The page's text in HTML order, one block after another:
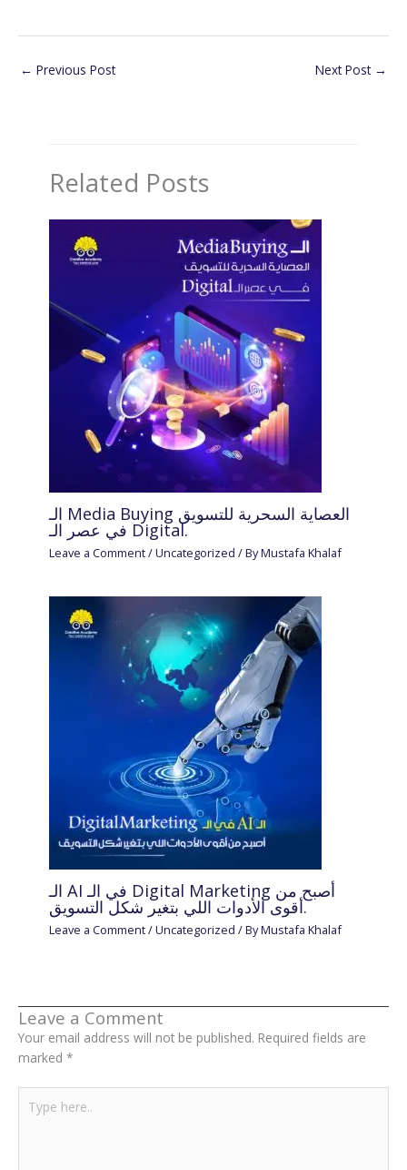
← Previous Post Next Post →
Related Posts
الـ Media Buying العصاية السحرية للتسويق
في عصر الـ Digital.
Leave a Comment/Uncategorized / ByMustafa Khalaf
الـ AI في الـ Digital Marketing أصبح من
أقوى الأدوات اللي بتغير شكل التسويق.
Leave a Comment/Uncategorized / ByMustafa Khalaf
Leave a Comment
Your email address will not be published. Required fields are
marked *
here..